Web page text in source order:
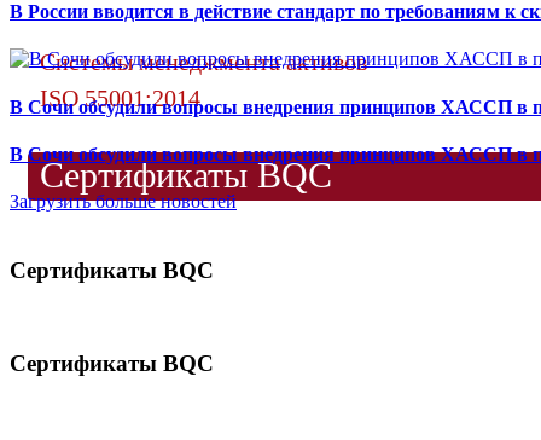
Системы менеджмента активов
ISO 55001:2014
Сертификаты BQC
В России вводится в действие стандарт по требованиям к
В Сочи обсудили вопросы внедрения принципов ХАССП в
В Сочи обсудили вопросы внедрения принципов ХАССП в
Загрузить больше новостей
Сертификаты BQC
Сертификаты BQC